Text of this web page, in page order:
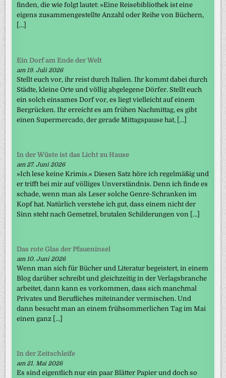
finden, die wie folgt lautet: »Eine Reisebibliothek ist eine
eigens zusammengestellte Anzahl oder Reihe von Büchern,
[…]
Ein Dorf am Ende der Welt
am 19. Juli 2026
Stellt euch vor, ihr reist durch Italien. Ihr kommt dabei durch
Städte, kleine Orte und völlig abgelegene Dörfer. Stellt euch
ein solch einsames Dorf vor, es liegt vielleicht auf einem
Bergrücken. Ihr erreicht es am frühen Nachmittag, es gibt
einen Supermercado, der gerade Mittagspause hat, […]
In der Wüste ist das Licht zu Hause
am 27. Juni 2026
»Ich lese keine Krimis.« Diesen Satz höre ich regelmäßig und
er trifft bei mir auf völliges Unverständnis. Denn ich finde es
schade, wenn man als Leser solche Genre-Schranken im
Kopf hat. Natürlich verstehe ich gut, dass einem nicht der
Sinn steht nach Gemetzel, brutalen Schilderungen von […]
Das rote Glas der Pfaueninsel
am 10. Juni 2026
Wenn man sich für Bücher und Literatur begeistert, in einem
Blog darüber schreibt und gleichzeitig in der Verlagsbranche
arbeitet, dann kann es vorkommen, dass sich manchmal
Privates und Berufliches miteinander vermischen. Und
dann besucht man an einem frühsommerlichen Tag im Mai
einen ganz […]
In der Zeitschleife
am 21. Mai 2026
Es sind eigentlich nur ein paar Blätter Papier und doch so